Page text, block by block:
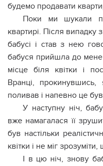
будемо продавати
Поки ми шукали
квартирі. Після випадку
бабусі і став з нею
бабуся прийшла до мене
місце біля квітки і
Вранці,
поливав і напевно це
У наступну ніч,
вже намагалася її
був настільки
квітки і не міг
І в цю ніч, знову